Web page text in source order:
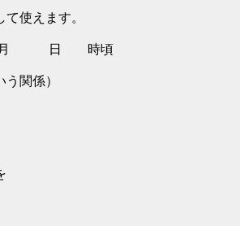
使えます。
日 時頃
う関係）